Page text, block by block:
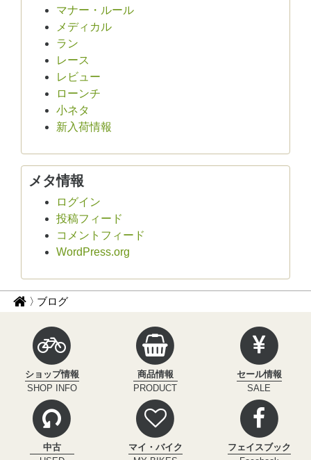
マナー・ルール
メディカル
ラン
レース
レビュー
ローンチ
小ネタ
新入荷情報
メタ情報
ログイン
投稿フィード
コメントフィード
WordPress.org
パ
ナ
サ
ク
ル
イ
ン
フ
ィ
ニ
ィ
ブログ
ショップ情報
SHOP INFO
商品情報
PRODUCT
セール情報
SALE
中古
マイ・バイク
フェイスブック